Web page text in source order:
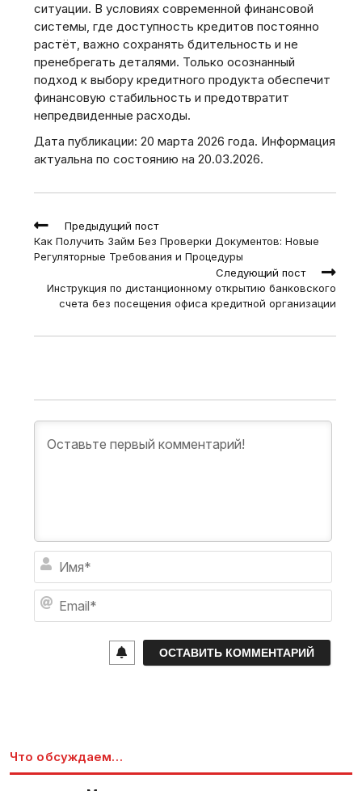
ситуации. В условиях современной финансовой
системы‚ где доступность кредитов постоянно
растёт‚ важно сохранять бдительность и не
пренебрегать деталями. Только осознанный
подход к выбору кредитного продукта обеспечит
финансовую стабильность и предотвратит
непредвиденные расходы.
Дата публикации: 20 марта 2026 года. Информация
актуальна по состоянию на 20.03.2026.
Read
more
articles
Предыдущий пост
Как Получить Займ Без Проверки Документов: Новые
Регуляторные Требования и Процедуры
Следующий пост
Инструкция по дистанционному открытию банковского
счета без посещения офиса кредитной организации
я
Что обсуждаем…